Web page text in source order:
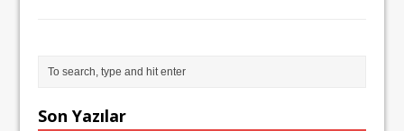
Son Yazılar